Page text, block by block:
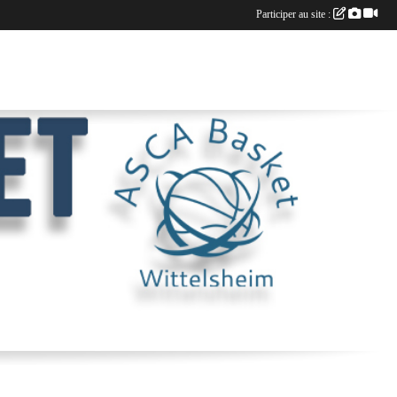
Participer au site :